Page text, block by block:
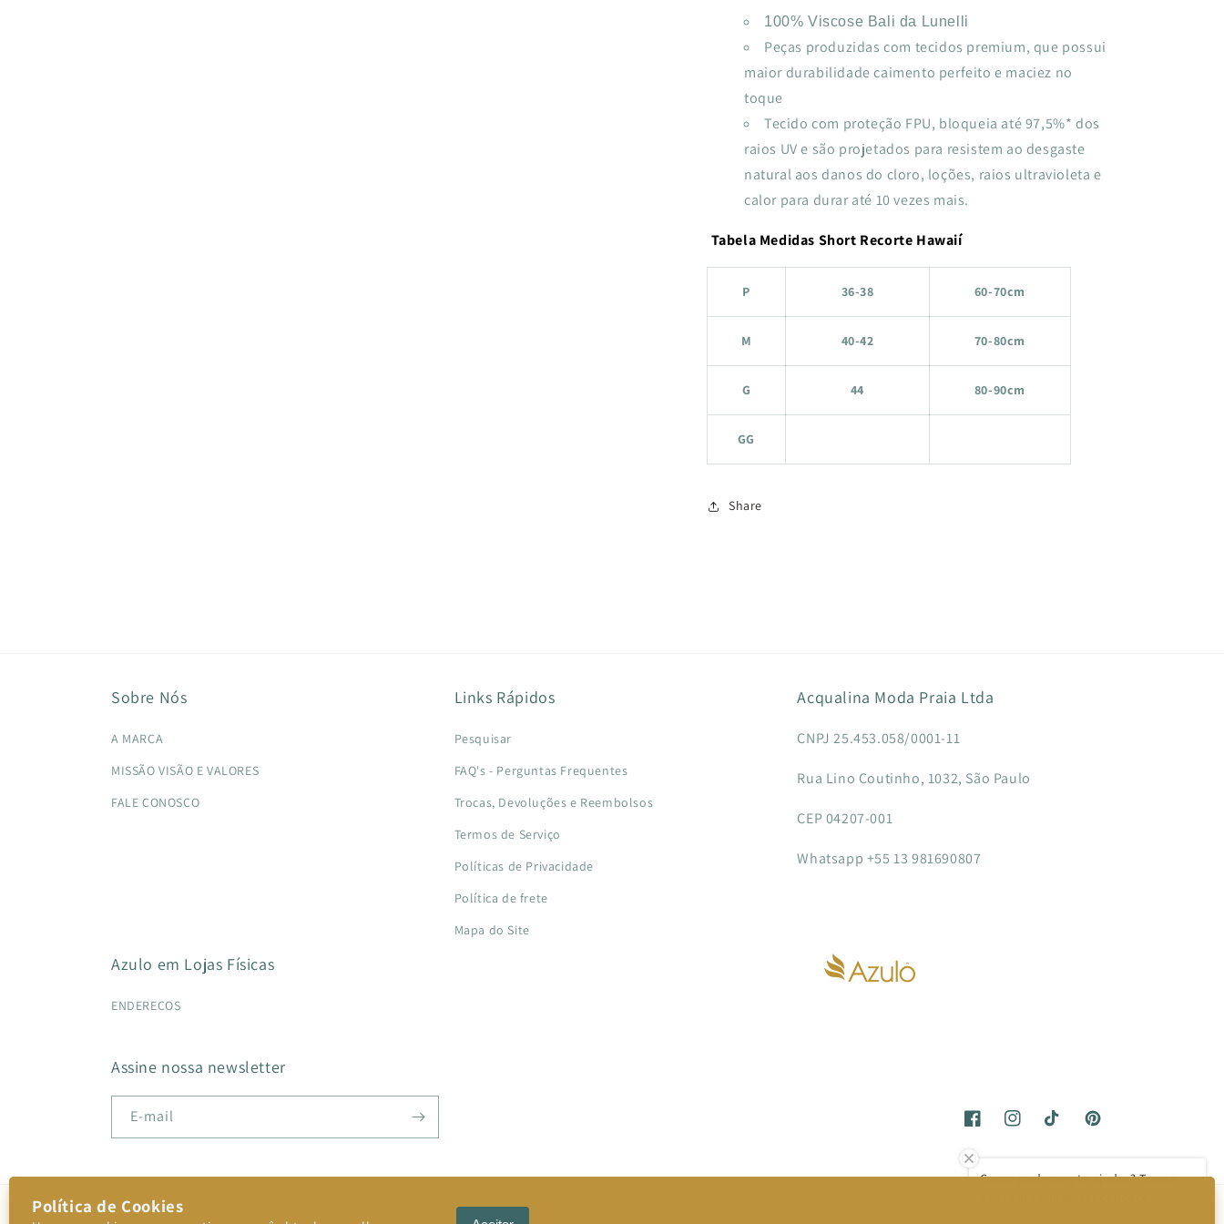
100% Viscose Bali da Lunelli
Peças produzidas com tecidos premium, que possui
maior durabilidade caimento perfeito e maciez no
toque
Tecido com proteção FPU, bloqueia até 97,5%* dos
raios UV e são projetados para resistem ao desgaste
natural aos danos do cloro, loções, raios ultravioleta e
calor para durar até 10 vezes mais.
Tabela Medidas Short Recorte Hawaií
P 36-38 60-70cm
M 40-42 70-80cm
G 44 80-90cm
GG
Share
Sobre Nós
A MARCA
MISSÃO VISÃO E VALORES
FALE CONOSCO
Links Rápidos
Pesquisar
FAQ's - Perguntas Frequentes
Trocas, Devoluções e Reembolsos
Termos de Serviço
Políticas de Privacidade
Política de frete
Mapa do Site
Acqualina Moda Praia Ltda
CNPJ 25.453.058/0001-11
Rua Lino Coutinho, 1032, São Paulo
CEP 04207-001
Whatsapp +55 13 981690807
Azulo em Lojas Físicas
ENDEREÇOS
Assine nossa newsletter
E-mail
FacebookInstagramTikTok Pinterest
Como podemos te ajudar? Toque